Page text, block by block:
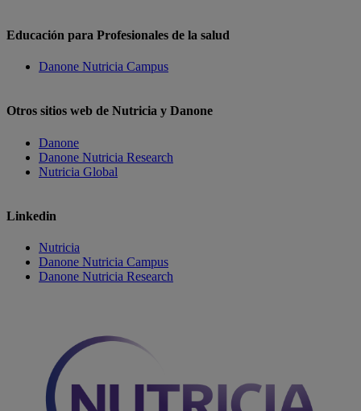
Educación para Profesionales de la salud
Danone Nutricia Campus
Otros sitios web de Nutricia y Danone
Danone
Danone Nutricia Research
Nutricia Global
Linkedin
Nutricia
Danone Nutricia Campus
Danone Nutricia Research